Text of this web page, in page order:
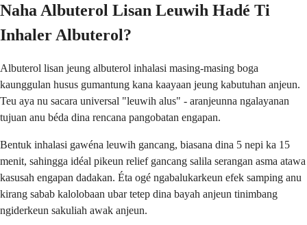
Naha Albuterol Lisan Leuwih Hadé Ti
Inhaler Albuterol?
Albuterol lisan jeung albuterol inhalasi masing-masing boga
kaunggulan husus gumantung kana kaayaan jeung kabutuhan anjeun.
Teu aya nu sacara universal "leuwih alus" - aranjeunna ngalayanan
tujuan anu béda dina rencana pangobatan engapan.
Bentuk inhalasi gawéna leuwih gancang, biasana dina 5 nepi ka 15
menit, sahingga idéal pikeun relief gancang salila serangan asma atawa
kasusah engapan dadakan. Éta ogé ngabalukarkeun efek samping anu
kirang sabab kalolobaan ubar tetep dina bayah anjeun tinimbang
ngiderkeun sakuliah awak anjeun.